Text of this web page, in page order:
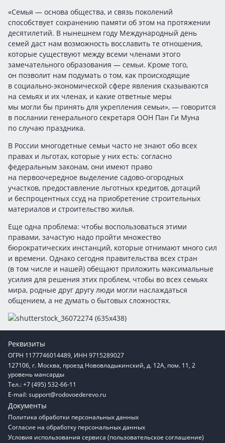
«Семья — основа общества, и связь поколений
способствует сохранению памяти об этом на протяжении
десятилетий. В нынешнем году Международный день
семей даст нам возможность восславить те отношения,
которые существуют между всеми членами этого
замечательного образования — семьи. Кроме того,
он позволит нам подумать о том, как происходящие
в социально-экономической сфере явления сказываются
на семьях и их членах, и какие ответные меры
мы могли бы принять для укрепления семьи», — говорится
в послании генерального секретаря ООН Пан Ги Муна
по случаю праздника.
В России многодетные семьи часто не знают обо всех
правах и льготах, которые у них есть: согласно
федеральным законам, они имеют право
на первоочередное выделение садово-огородных
участков, предоставление льготных кредитов, дотаций
и беспроцентных ссуд на приобретение строительных
материалов и строительство жилья.
Еще одна проблема: чтобы воспользоваться этими
правами, зачастую надо пройти множество
бюрократических инстанций, которые отнимают много сил
и времени. Однако сегодня правительства всех стран
(в том числе и нашей) обещают приложить максимальные
усилия для решения этих проблем, чтобы во всех семьях
мира, родные друг другу люди могли наслаждаться
общением, а не думать о бытовых сложностях.
Реквизиты
ОГРН 1177746014489, ИНН 9715289027
127106, г. Москва, проезд Нововладыкинский, д. 12А, пом. 11, 2
уровень мансарды
Тел.: +7 (495) 532-66-11
E-mail:support@rodovoederevo.ru
Документы
Политика обработки персональных данных
Согласие на обработку персональных данных
Условия использования сервиса (пользовательское соглашение)